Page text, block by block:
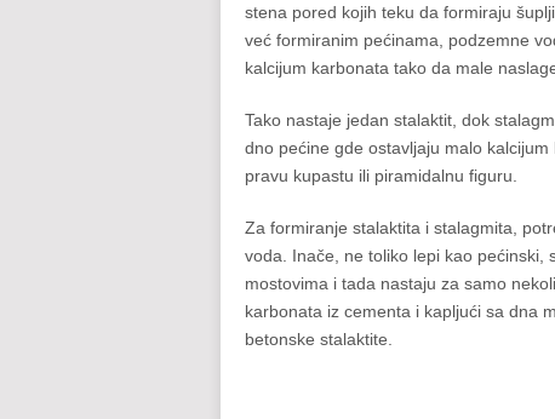
stena pored kojih teku da formiraju
već formiranim pećinama, podzemne
kalcijum karbonata tako da male
Tako nastaje jedan stalaktit, dok
dno pećine gde ostavljaju malo
pravu kupastu ili piramidalnu figuru.
Za formiranje stalaktita i stalagmita,
voda. Inače, ne toliko lepi kao pećinski,
mostovima i tada nastaju za samo
karbonata iz cementa i kapljući sa dna
betonske stalaktite.